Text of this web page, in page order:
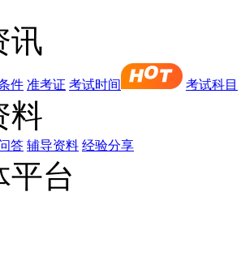
讯
件 准考证 考试时间 考试科目
料
答 辅导资料 经验分享
平台